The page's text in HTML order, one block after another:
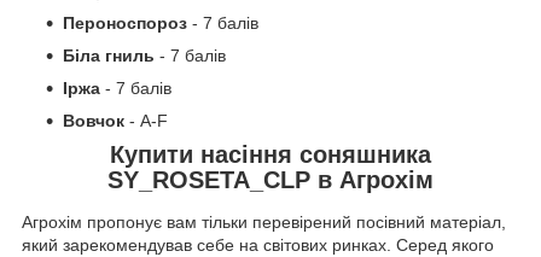
Пероноспороз - 7 балів
Біла гниль - 7 балів
Іржа - 7 балів
Вовчок - А-F
Купити насіння соняшника
SY_ROSETA_CLP в Агрохім
Агрохім пропонує вам тільки перевірений посівний матеріал,
який зарекомендував себе на світових ринках. Серед якого